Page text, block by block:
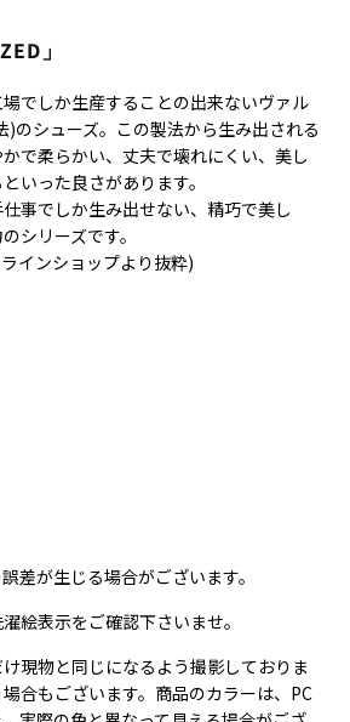
」
でしか生産することの出来ないヴァル
)のシューズ。この製法から生み出される
で柔らかい、丈夫で壊れにくい、美し
いった良さがあります。
事でしか生み出せない、精巧で美し
シリーズです。
インショップより抜粋)
差が生じる場合がございます。
絵表示をご確認下さいませ。
現物と同じになるよう撮影しておりま
合もございます。商品のカラーは、PC